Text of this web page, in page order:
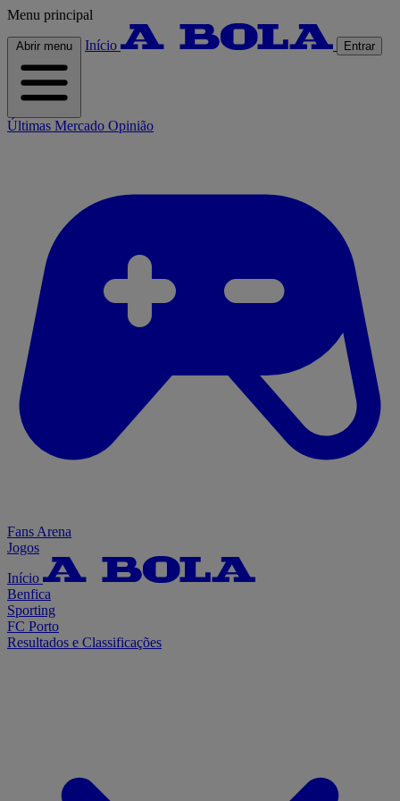
Menu principal
Abrir menu Início Entrar
Últimas Mercado Opinião
Fans Arena
Jogos
Início
Benfica
Sporting
FC Porto
Resultados e Classificações